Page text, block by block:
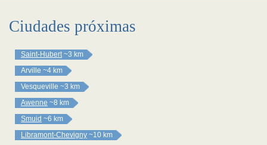
Ciudades próximas
Saint-Hubert ~3 km
Arville ~4 km
Vesqueville ~3 km
Awenne ~8 km
Smuid ~6 km
Libramont-Chevigny ~10 km